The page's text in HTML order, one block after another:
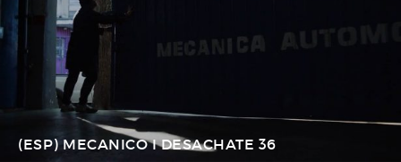
(ESP) MECANICO I DESACHATE 36